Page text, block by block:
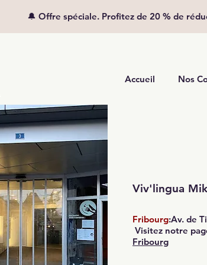
🔔 Offre spéciale. Profitez de 20 % de
Accueil Nos
Viv'lingua
Fribourg:Av. de
Visitez notre
Fribourg